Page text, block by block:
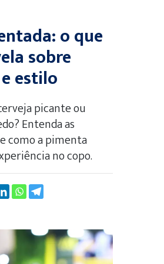
o que
sobre
estilo
picante ou
Entenda as
como a pimenta
no copo.